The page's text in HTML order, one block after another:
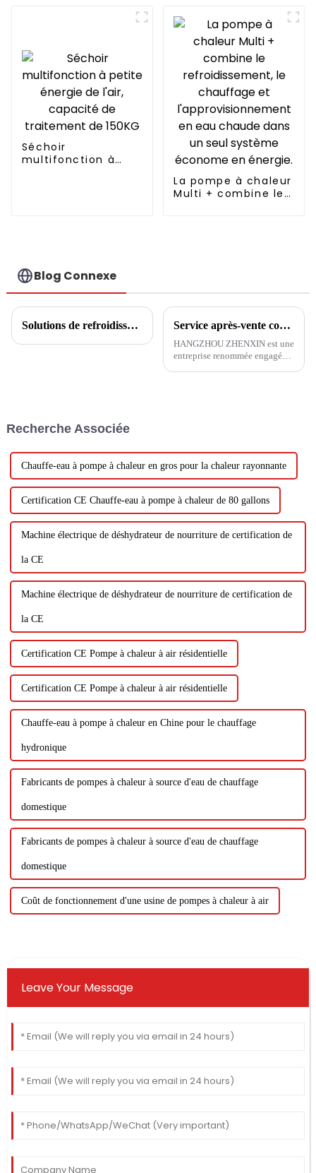
chaleur chauffe-eau
Séchoir
multifonction à
La pompe à chaleur
Multi + combine le
Blog Connexe
Solutions de refroidissement/chauffage domestique Service après-vente confortable et économe en énergie, de première classe, les clients australiens font l'éloge de HANGZHOU ZHENXIN
HANGZHOU ZHENXIN est une
entreprise renommée engagée
Recherche Associée
Chauffe-eau à pompe à chaleur en gros pour la chaleur rayonnante
Certification CE Chauffe-eau à pompe à chaleur de 80 gallons
Machine électrique de déshydrateur de nourriture de certification de
la CE
Machine électrique de déshydrateur de nourriture de certification de
la CE
Certification CE Pompe à chaleur à air résidentielle
Certification CE Pompe à chaleur à air résidentielle
Chauffe-eau à pompe à chaleur en Chine pour le chauffage
hydronique
Fabricants de pompes à chaleur à source d'eau de chauffage
domestique
Fabricants de pompes à chaleur à source d'eau de chauffage
domestique
Coût de fonctionnement d'une usine de pompes à chaleur à air
Leave Your Message